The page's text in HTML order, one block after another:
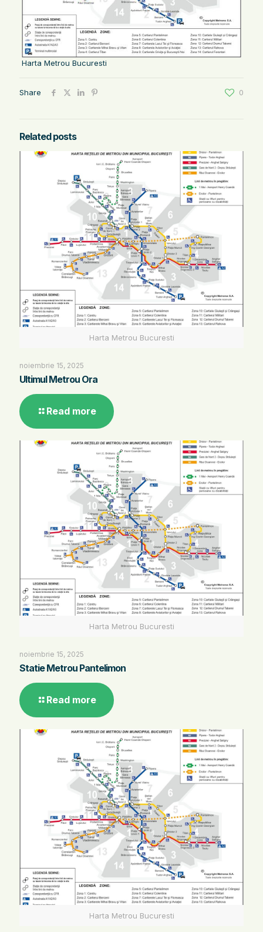
Harta Metrou Bucuresti
Share 0
Related posts
Harta Metrou Bucuresti
noiembrie 15, 2025
Ultimul Metrou Ora
Read more
Harta Metrou Bucuresti
noiembrie 15, 2025
Statie Metrou Pantelimon
Read more
Harta Metrou Bucuresti